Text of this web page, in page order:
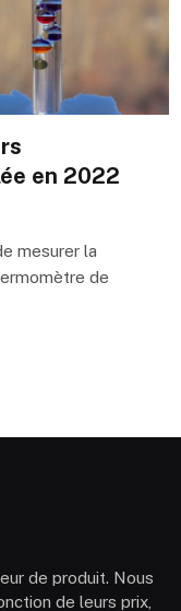
en 2022
mesurer la
de
de produit. Nous
de leurs prix,